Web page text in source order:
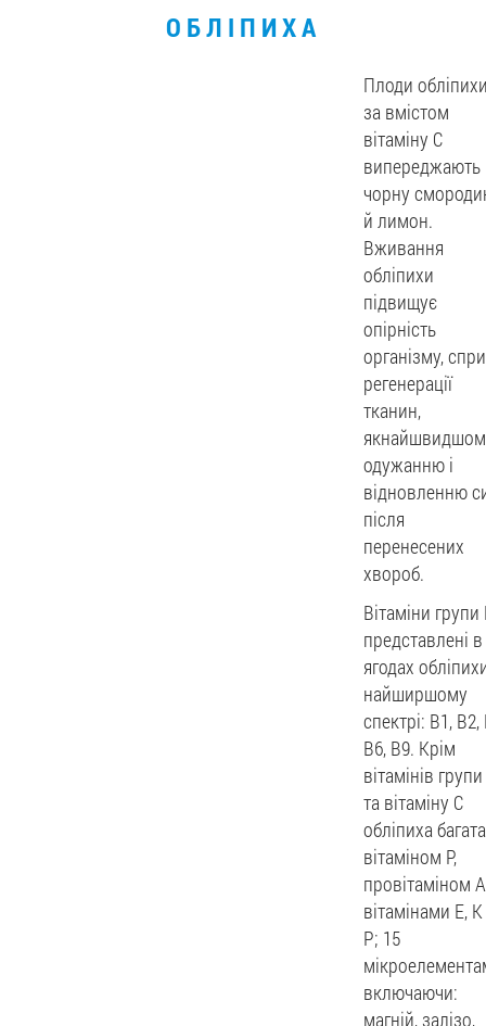
ОБЛІПИХА
Плоди
за вмістом
вітаміну С
випереджають
чорну
й лимон.
Вживання
обліпихи
підвищує
опірність
організму,
регенерації
тканин,
одужанню і
відновленню
після
перенесених
хвороб.
Вітаміни
представлені в
ягодах
найширшому
спектрі: В1, В2,
В6, В9. Крім
вітамінів
та вітаміну С
обліпиха
вітаміном Р,
провітаміном
вітамінами Е,
Р; 15
включаючи:
магній, залізо,